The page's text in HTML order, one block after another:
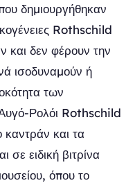
δημιουργήθηκαν
Rothschild
και δεν φέρουν την
ισοδυναμούν ή
των
Ρολόι Rothschild
και τα
σε ειδική βιτρίνα
όπου το